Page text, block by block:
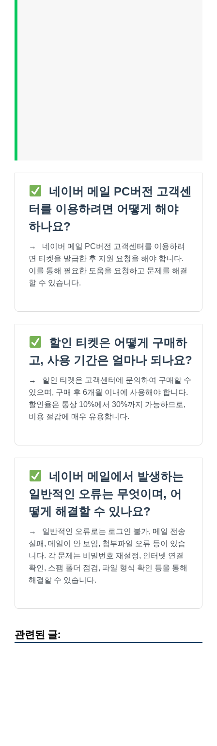
네이버 메일 PC버전 고객센
터를 이용하려면 어떻게 해야
하나요?
→
네이버 메일 PC버전 고객센터를 이용하려
면 티켓을 발급한 후 지원 요청을 해야 합니다.
이를 통해 필요한 도움을 요청하고 문제를 해결
할 수 있습니다.
할인 티켓은 어떻게 구매하
고, 사용 기간은 얼마나 되나요?
→
할인 티켓은 고객센터에 문의하여 구매할 수
있으며, 구매 후 6개월 이내에 사용해야 합니다.
할인율은 통상 10%에서 30%까지 가능하므로,
비용 절감에 매우 유용합니다.
네이버 메일에서 발생하는
일반적인 오류는 무엇이며, 어
떻게 해결할 수 있나요?
→
일반적인 오류로는 로그인 불가, 메일 전송
실패, 메일이 안 보임, 첨부파일 오류 등이 있습
니다. 각 문제는 비밀번호 재설정, 인터넷 연결
확인, 스팸 폴더 점검, 파일 형식 확인 등을 통해
해결할 수 있습니다.
관련된 글: